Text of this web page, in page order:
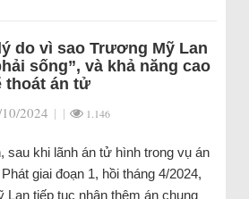
do vì sao Trương Mỹ Lan
sống”, và khả năng cao
thoát án tử
2024 | | 1.146
sau khi lãnh án tử hình trong vụ án
giai đoạn 1, hồi tháng 4/2024,
Lan tiếp tục nhận thêm án chung